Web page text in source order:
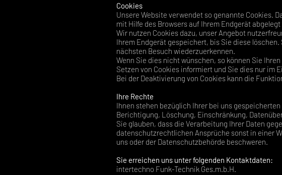
Cookies
Unsere Website verwendet so genannte Cookies.
mit Hilfe des Browsers auf Ihrem Endgerät
Wir nutzen Cookies dazu, unser Angebot
Ihrem Endgerät gespeichert, bis Sie diese
nächsten Besuch wiederzuerkennen.
Wenn Sie dies nicht wünschen, so können Sie
Setzen von Cookies informiert und Sie dies nur im
Bei der Deaktivierung von Cookies kann die
Ihre Rechte
Ihnen stehen bezüglich Ihrer bei uns
Berichtigung, Löschung, Einschränkung,
Sie glauben, dass die Verarbeitung Ihrer Daten
datenschutzrechtlichen Ansprüche sonst in einer
uns oder der Datenschutzbehörde beschweren.
Sie erreichen uns unter folgenden Kontaktdaten:
intertechno Funk-Technik Ges.m.b.H.